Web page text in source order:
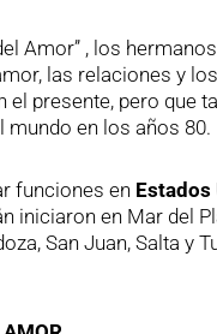
Amor” , los
las relaciones y
el presente, pero que
mundo en los años 80.
funciones en Estados
iniciaron en Mar del
San Juan, Salta y